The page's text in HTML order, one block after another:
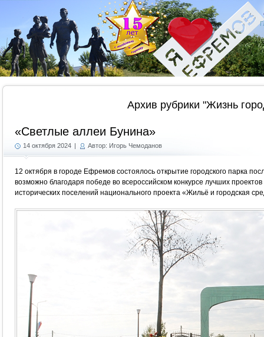
Архив рубрики "Жизнь
«Светлые аллеи Бунина»
14 октября 2024 | Автор: Игорь Чемоданов
12 октября в городе Ефремов состоялось открытие городского парка
возможно благодаря победе во всероссийском конкурсе лучших
исторических поселений национального проекта «Жильё и городская